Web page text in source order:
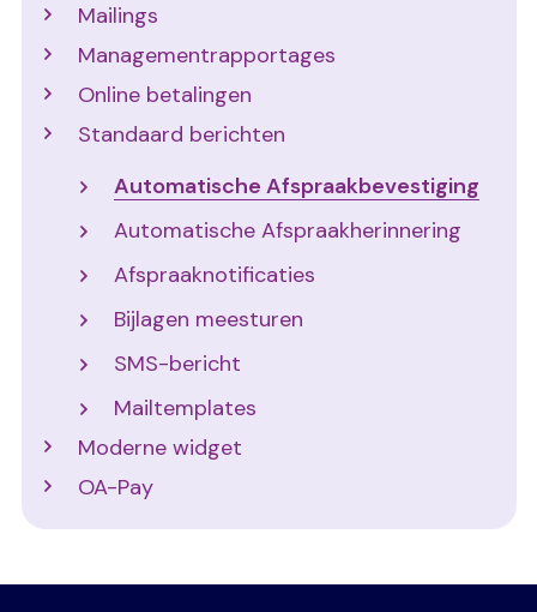
Mailings
Managementrapportages
Online betalingen
Standaard berichten
Automatische Afspraakbevestiging
Automatische Afspraakherinnering
Afspraaknotificaties
Bijlagen meesturen
SMS-bericht
Mailtemplates
Moderne widget
OA-Pay